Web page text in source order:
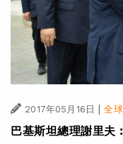
2017年05月16日 | 全
巴基斯坦總理謝里夫